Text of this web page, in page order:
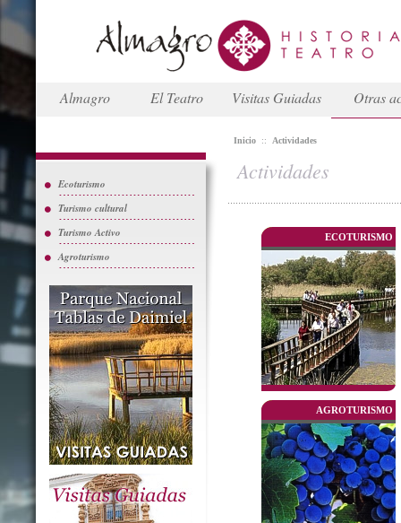
Almagro El Teatro Visitas Guiadas Otras
Ecoturismo
Turismo cultural
Turismo Activo
Agroturismo
Inicio :: Actividades
Actividades
ECOTURISMO
AGROTURISMO